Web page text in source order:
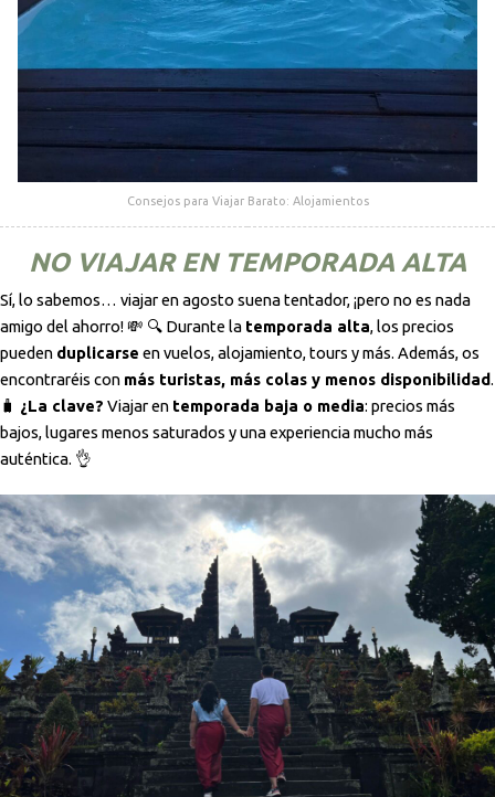
Consejos para Viajar Barato: Alojamientos
NO VIAJAR EN TEMPORADA ALTA
Sí, lo sabemos… viajar en agosto suena tentador, ¡pero no es nada
amigo del ahorro! 💸 🔍 Durante la temporada alta, los precios
pueden duplicarse en vuelos, alojamiento, tours y más. Además, os
encontraréis con más turistas, más colas y menos disponibilidad.
🧳 ¿La clave? Viajar en temporada baja o media: precios más
bajos, lugares menos saturados y una experiencia mucho más
auténtica. 👌